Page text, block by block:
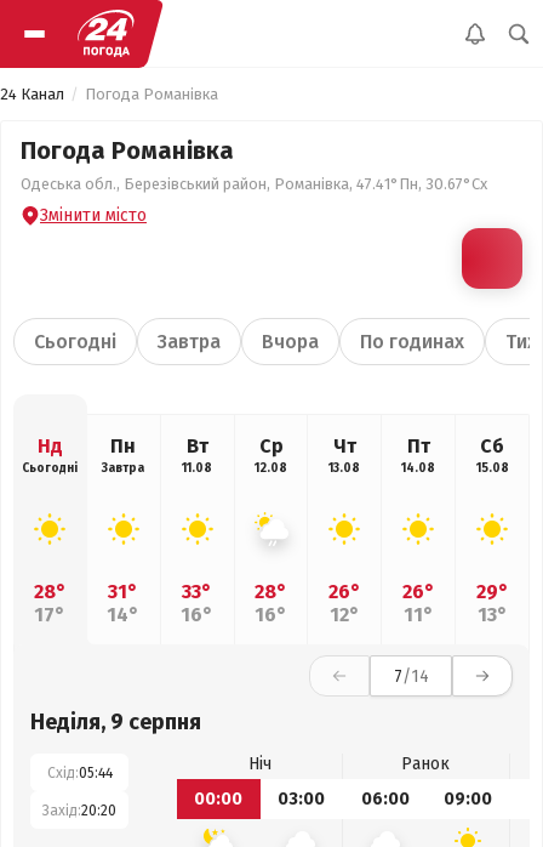
24 Канал Погода Романівка
Погода Романівка
Одеська обл., Березівський район, Романівка, 47.41°Пн, 30.67°Сх
Змінити місто
Сьогодні Завтра Вчора По годинах
Нд
Сьогодні
28°
17°
Пн
Завтра
31°
14°
Вт
11.08
33°
16°
Ср
12.08
28°
16°
Чт
13.08
26°
12°
Пт
14.08
26°
11°
Сб
15.08
29°
13°
7/14
Неділя, 9 серпня
Схід:05:44
Захід:20:20
Ніч
Ранок
00:00
03:00 06:00 09:00